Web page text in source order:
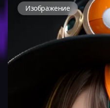
Изображение